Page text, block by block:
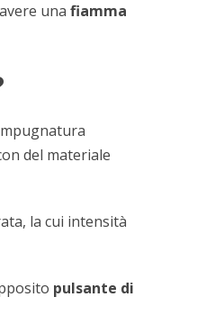
una fiamma
del materiale
la cui intensità
pulsante di